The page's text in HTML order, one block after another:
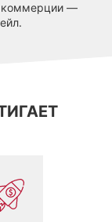
коммерции —